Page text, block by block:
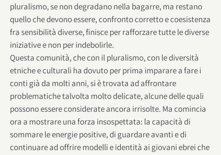
pluralismo, se non degradano nella bagarre, ma restano
quello che devono essere, confronto corretto e coesistenza
fra sensibilità diverse, finisce per rafforzare tutte le diverse
iniziative e non per indebolirle.
Questa comunità, che con il pluralismo, con le diversità
etniche e culturali ha dovuto per prima imparare a fare i
conti già da molti anni, si è trovata ad affrontare
problematiche talvolta molto delicate, alcune delle quali
possono essere considerate ancora irrisolte. Ma comincia
ora a mostrare una forza insospettata: la capacità di
sommare le energie positive, di guardare avanti e di
continuare ad offrire modelli e identità ai giovani ebrei che